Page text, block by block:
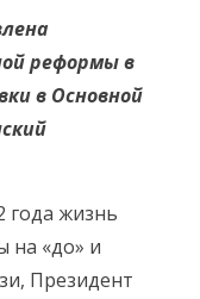
реформы в
в Основной
года жизнь
на «до» и
Президент